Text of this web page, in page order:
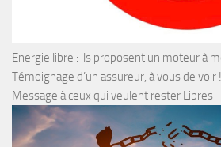
Energie libre : ils proposent un moteur à
Témoignage d’un assureur, à vous de voir !
Message à ceux qui veulent rester Libres